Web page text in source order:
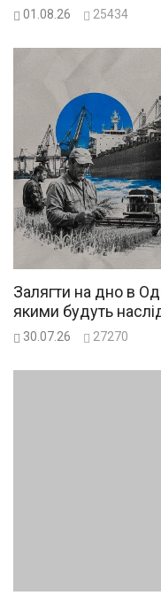
01.08.26 25434
Залягти на дно в
якими будуть
30.07.26 27270